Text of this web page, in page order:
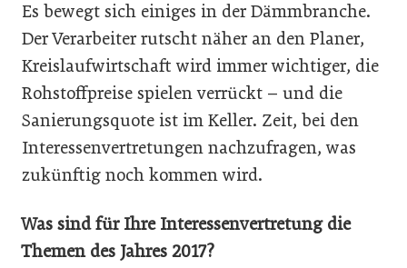
Es bewegt sich einiges in der Dämmbranche.
Der Verarbeiter rutscht näher an den Planer,
Kreislaufwirtschaft wird immer wichtiger, die
Rohstoffpreise spielen verrückt – und die
Sanierungsquote ist im Keller. Zeit, bei den
Interessenvertretungen nachzufragen, was
zukünftig noch kommen wird.
Was sind für Ihre Interessenvertretung die
Themen des Jahres 2017?